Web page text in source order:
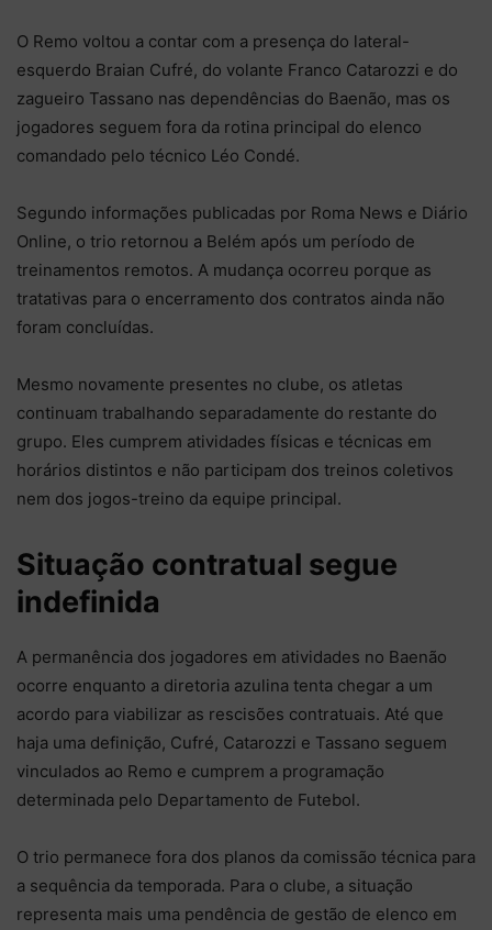
O Remo voltou a contar com a presença do lateral-
esquerdo Braian Cufré, do volante Franco Catarozzi e do
zagueiro Tassano nas dependências do Baenão, mas os
jogadores seguem fora da rotina principal do elenco
comandado pelo técnico Léo Condé.
Segundo informações publicadas por Roma News e Diário
Online, o trio retornou a Belém após um período de
treinamentos remotos. A mudança ocorreu porque as
tratativas para o encerramento dos contratos ainda não
foram concluídas.
Mesmo novamente presentes no clube, os atletas
continuam trabalhando separadamente do restante do
grupo. Eles cumprem atividades físicas e técnicas em
horários distintos e não participam dos treinos coletivos
nem dos jogos-treino da equipe principal.
Situação contratual segue
indefinida
A permanência dos jogadores em atividades no Baenão
ocorre enquanto a diretoria azulina tenta chegar a um
acordo para viabilizar as rescisões contratuais. Até que
haja uma definição, Cufré, Catarozzi e Tassano seguem
vinculados ao Remo e cumprem a programação
determinada pelo Departamento de Futebol.
O trio permanece fora dos planos da comissão técnica para
a sequência da temporada. Para o clube, a situação
representa mais uma pendência de gestão de elenco em